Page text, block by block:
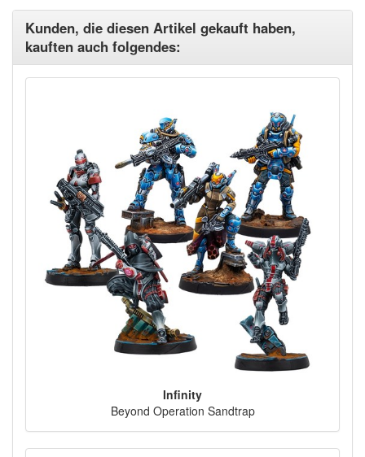
Kunden, die diesen Artikel gekauft haben,
kauften auch folgendes:
Infinity
Beyond Operation Sandtrap